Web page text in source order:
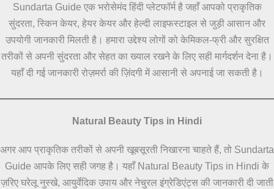
Sundarta Guide एक भरोसेमंद हिंदी प्लेटफॉर्म है जहाँ आपको प्राकृतिक
सुंदरता, स्किन केयर, हेयर केयर और हेल्दी लाइफस्टाइल से जुड़ी आसान और
उपयोगी जानकारी मिलती है। हमारा उद्देश्य लोगों को केमिकल-फ्री और सुरक्षित
तरीकों से अपनी सुंदरता और सेहत का ख्याल रखने के लिए सही मार्गदर्शन देना है।
यहाँ दी गई जानकारी रोज़मर्रा की ज़िंदगी में आसानी से अपनाई जा सकती है।
Natural Beauty Tips in Hindi
अगर आप प्राकृतिक तरीकों से अपनी खूबसूरती निखारना चाहते हैं, तो Sundarta
Guide आपके लिए सही जगह है। यहाँ Natural Beauty Tips in Hindi के
ज़रिए घरेलू नुस्खे, आयुर्वेदिक उपाय और नेचुरल इंग्रेडिएंट्स की जानकारी दी जाती